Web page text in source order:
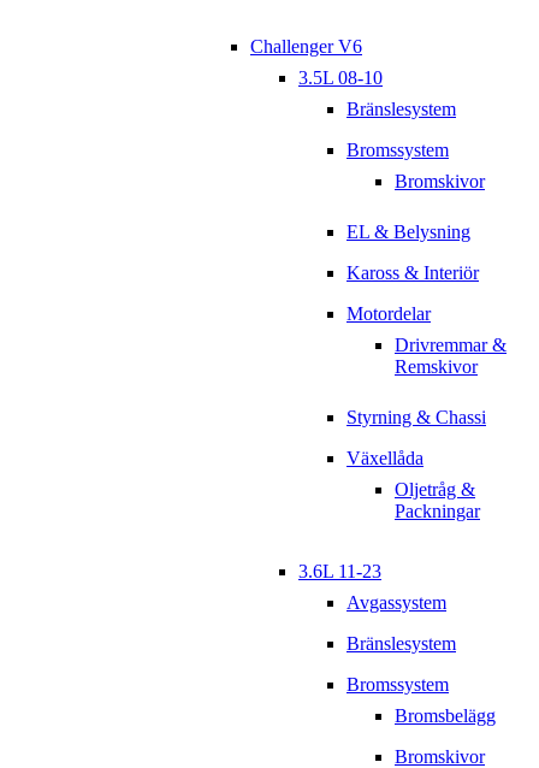
Challenger V6
3.5L 08-10
Bränslesystem
Bromssystem
Bromskivor
EL & Belysning
Kaross & Interiör
Motordelar
Drivremmar &
Remskivor
Styrning & Chassi
Växellåda
Oljetråg &
Packningar
3.6L 11-23
Avgassystem
Bränslesystem
Bromssystem
Bromsbelägg
Bromskivor